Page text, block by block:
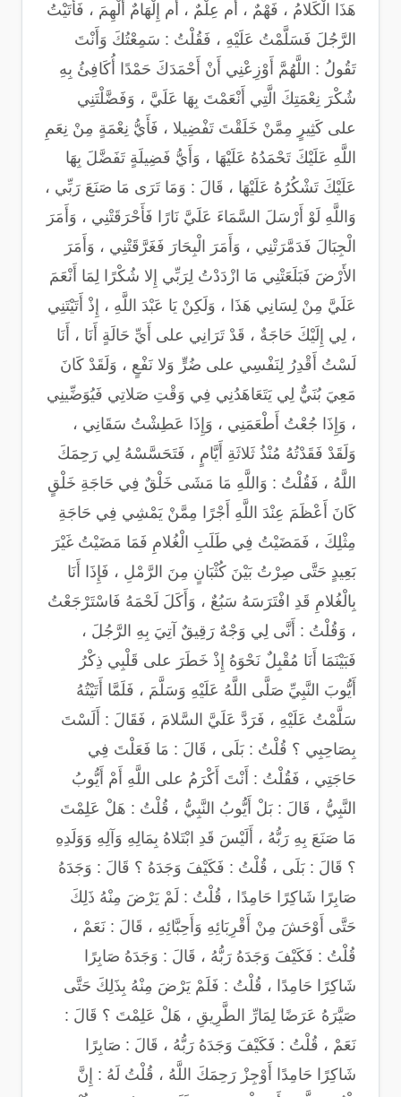
هَذَا الْكَلامُ ، فَهْمٌ ، أم عِلْمٌ ، أم إِلْهَامٌ أُلْهِمَ ، فَأَتَيْتُ
الرَّجُلَ فَسَلَّمْتُ عَلَيْهِ ، فَقُلْتُ : سَمِعْتُكَ وَأَنْتَ
تَقُولُ : اللَّهُمَّ أَوْزِعْنِي أَنْ أَحْمَدَكَ حَمْدًا أُكَافِئُ بِهِ
شُكْرَ نِعْمَتِكَ الَّتِي أَنْعَمْتَ بِهَا عَلَيَّ ، وَفَضَّلْتَنِي
على كَثِيرٍ مِمَّنْ خَلَقْتَ تَفْضِيلا ، فَأَيُّ نِعْمَةٍ مِنْ نِعَمِ
اللَّهِ عَلَيْكَ تَحْمَدُهُ عَلَيْهَا ، وَأَيُّ فَضِيلَةٍ تَفَضَّلَ بِهَا
عَلَيْكَ تَشْكُرُهُ عَلَيْهَا ، قَالَ : وَمَا تَرَى مَا صَنَعَ رَبِّي ،
وَاللَّهِ لَوْ أَرْسَلَ السَّمَاءَ عَلَيَّ نَارًا فَأَحْرَقَتْنِي ، وَأَمَرَ
الْجِبَالَ فَدَمَّرَتْنِي ، وَأَمَرَ الْبِحَارَ فَغَرَّقَتْنِي ، وَأَمَرَ
الأَرْضَ فَبَلَعَتْنِي مَا ازْدَدْتُ لِرَبِّي إِلا شُكْرًا لِمَا أَنْعَمَ
عَلَيَّ مِنْ لِسَانِي هَذَا ، وَلَكِنْ يَا عَبْدَ اللَّهِ ، إِذْ أَتَيْتَنِي
، لِي إِلَيْكَ حَاجَةٌ ، قَدْ تَرَانِي على أَيِّ حَالَةٍ أَنَا ، أَنَا
لَسْتُ أَقْدِرُ لِنَفْسِي على ضُرٍّ وَلا نَفْعٍ ، وَلَقَدْ كَانَ
مَعِيَ بُنَيٌّ لِي يَتَعَاهَدُنِي فِي وَقْتِ صَلاتِي فَيُوَضِّينِي
، وَإِذَا جُعْتُ أَطْعَمَنِي ، وَإِذَا عَطِشْتُ سَقَانِي ،
وَلَقَدْ فَقَدْتُهُ مُنْذُ ثَلاثَةِ أَيَّامٍ ، فَتَحَسَّسْهُ لِي رَحِمَكَ
اللَّهُ ، فَقُلْتُ : وَاللَّهِ مَا مَشَى خَلْقٌ فِي حَاجَةِ خَلْقٍ
كَانَ أَعْظَمَ عِنْدَ اللَّهِ أَجْرًا مِمَّنْ يَمْشِي فِي حَاجَةِ
مِثْلِكَ ، فَمَضَيْتُ فِي طَلَبِ الْغُلامِ فَمَا مَضَيْتُ غَيْرَ
بَعِيدٍ حَتَّى صِرْتُ بَيْنَ كُثْبَانٍ مِنَ الرَّمْلِ ، فَإِذَا أَنَا
بِالْغُلامِ قَدِ افْتَرَسَهُ سَبُعٌ ، وَأَكَلَ لَحْمَهُ فَاسْتَرْجَعْتُ
، وَقُلْتُ : أَنَّى لِي وَجْهٌ رَقِيقٌ آتِيَ بِهِ الرَّجُلَ ،
فَبَيْنَمَا أَنَا مُقْبِلٌ نَحْوَهُ إِذْ خَطَرَ على قَلْبِي ذِكْرُ
أَيُّوبَ النَّبِيِّ صَلَّى اللَّهُ عَلَيْهِ وَسَلَّمَ ، فَلَمَّا أَتَيْتُهُ
سَلَّمْتُ عَلَيْهِ ، فَرَدَّ عَلَيَّ السَّلامَ ، فَقَالَ : أَلَسْتَ
بِصَاحِبِي ؟ قُلْتُ : بَلَى ، قَالَ : مَا فَعَلْتَ فِي
حَاجَتِي ، فَقُلْتُ : أَنْتَ أَكْرَمُ على اللَّهِ أَمْ أَيُّوبُ
النَّبِيُّ ، قَالَ : بَلْ أَيُّوبُ النَّبِيُّ ، قُلْتُ : هَلْ عَلِمْتَ
مَا صَنَعَ بِهِ رَبُّهُ ، أَلَيْسَ قَدِ ابْتَلاهُ بِمَالِهِ وَآلِهِ وَوَلَدِهِ
؟ قَالَ : بَلَى ، قُلْتُ : فَكَيْفَ وَجَدَهُ ؟ قَالَ : وَجَدَهُ
صَابِرًا شَاكِرًا حَامِدًا ، قُلْتُ : لَمْ يَرْضَ مِنْهُ ذَلِكَ
حَتَّى أَوْحَشَ مِنْ أَقْرِبَائِهِ وَأَحِبَّائِهِ ، قَالَ : نَعَمْ ،
قُلْتُ : فَكَيْفَ وَجَدَهُ رَبُّهُ ، قَالَ : وَجَدَهُ صَابِرًا
شَاكِرًا حَامِدًا ، قُلْتُ : فَلَمْ يَرْضَ مِنْهُ بِذَلِكَ حَتَّى
صَيَّرَهُ عَرَضًا لِمَارِّ الطَّرِيقِ ، هَلْ عَلِمْتَ ؟ قَالَ :
نَعَمْ ، قُلْتُ : فَكَيْفَ وَجَدَهُ رَبُّهُ ، قَالَ : صَابِرًا
شَاكِرًا حَامِدًا أَوْجِزْ رَحِمَكَ اللَّهُ ، قُلْتُ لَهُ : إِنَّ